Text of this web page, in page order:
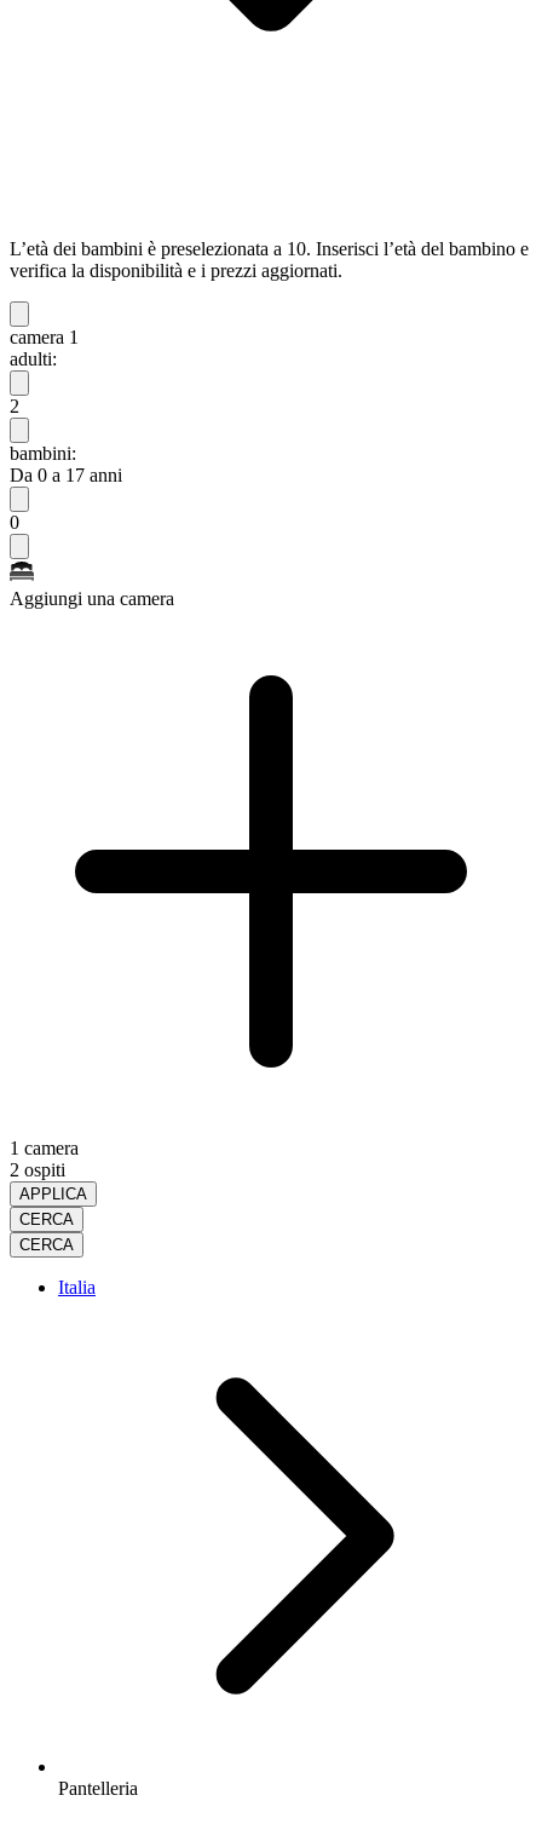
L’età dei bambini è preselezionata a 10. Inserisci l’età del bambino e
verifica la disponibilità e i prezzi aggiornati.
camera 1
adulti:
2
bambini:
Da 0 a 17 anni
0
Aggiungi una camera
1 camera
2 ospiti
APPLICA
CERCA
CERCA
Italia
Pantelleria